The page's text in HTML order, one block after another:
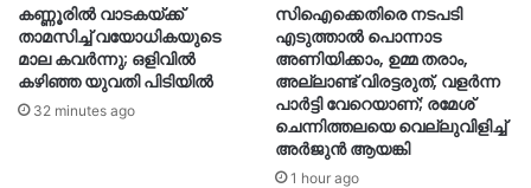
കണ്ണൂരിൽ വാടകയ്ക്ക്
താമസിച്ച് വയോധികയുടെ
മാല കവർന്നു; ഒളിവിൽ
കഴിഞ്ഞ യുവതി പിടിയിൽ
32 minutes ago
സിഐക്കെതിരെ നടപടി
എടുത്താൽ പൊന്നാട
അണിയിക്കാം, ഉമ്മ തരാം,
അല്ലാണ്ട് വിരട്ടരുത്, വളർന്ന
പാർട്ടി വേറെയാണ്; രമേശ്
ചെന്നിത്തലയെ വെല്ലുവിളിച്ച്
അർജുൻ ആയങ്കി
1 hour ago